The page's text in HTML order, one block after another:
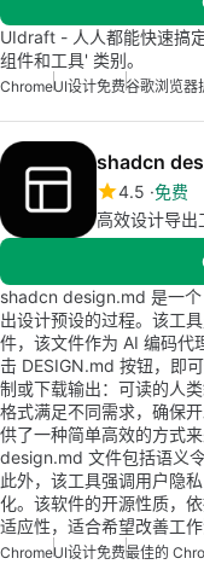
UIdraft - 人人都能快速搞
组件和工具' 类别。
ChromeUI设计免费谷歌浏览器
shadcn
4.5 免费
高效设计导出
shadcn design.md 是一
出设计预设的过程。该工
件，该文件作为 AI 编码代
击 DESIGN.md 按钮，即
制或下载输出：可读的人
格式满足不同需求，确保
供了一种简单高效的方式
design.md 文件包括语义
此外，该工具强调用户隐
化。该软件的开源性质，
适应性，适合希望改善工作
ChromeUI设计免费最佳的